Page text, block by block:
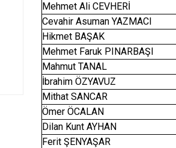
Mehmet Ali CEVHERİ
Cevahir Asuman YAZMACI
Hikmet BAŞAK
Mehmet Faruk PINARBAŞI
Mahmut TANAL
İbrahim ÖZYAVUZ
Mithat SANCAR
Ömer ÖCALAN
Dilan Kunt AYHAN
Ferit ŞENYAŞAR